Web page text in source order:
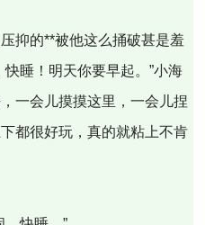
抑的**被他这么捅破甚是羞
睡！明天你要早起。”小海
一会儿摸摸这里，一会儿捏
都很好玩，真的就粘上不肯